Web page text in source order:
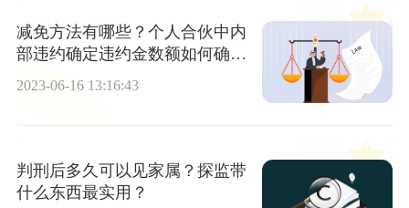
减免方法有哪些？个人合伙中内
部违约确定违约金数额如何确
定？ 焦点速读
2023-06-16 13:16:43
判刑后多久可以见家属？探监带
什么东西最实用？